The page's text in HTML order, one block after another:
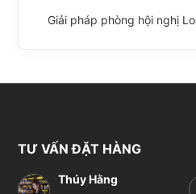
Giải pháp phòng hội nghị
TƯ VẤN ĐẶT HÀNG
Thúy Hằng